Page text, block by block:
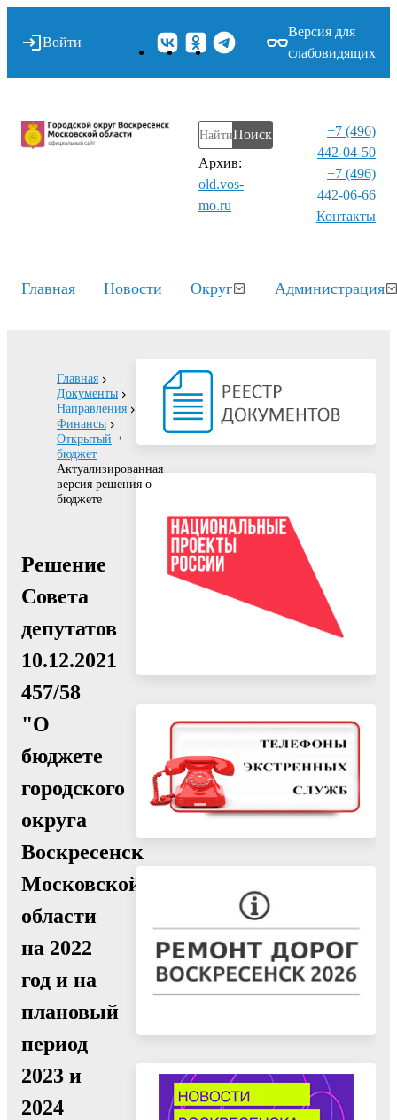
Войти
Версия для
слабовидящих
Поиск
Архив:
old.vos-
mo.ru
+7 (496)
442-04-50
+7 (496)
442-06-66
Контакты⁠
Главная Новости Округ Администрация
Главная
Документы
Направления
Финансы
Открытый
бюджет
Актуализированная
версия решения о
бюджете
Решение
Совета
депутатов
10.12.2021
457/58
"О
бюджете
городского
округа
Воскресенск
Московской
области
на 2022
год и на
плановый
период
2023 и
2024